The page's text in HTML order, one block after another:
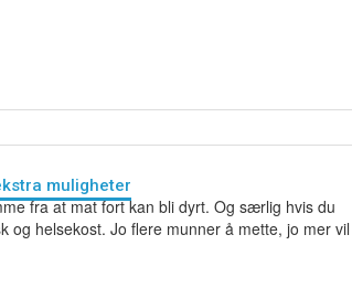
muligheter
fra at mat fort kan bli dyrt. Og særlig hvis du
og helsekost. Jo flere munner å mette, jo mer